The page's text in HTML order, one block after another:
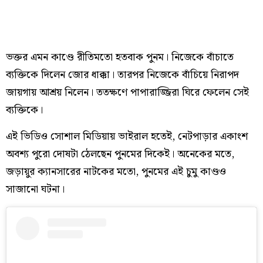
ভক্তর এমন কাণ্ডে রীতিমতো হতবাক পুনম। নিজেকে বাঁচাতে
ব্যক্তিকে দিলেন জোর ধাক্কা। তারপর নিজেকে বাঁচিয়ে নিরাপদ
জায়গায় আশ্রয় নিলেন। ততক্ষণে পাপারাজ্জিরা ঘিরে ফেলেন সেই
ব্যক্তিকে।
এই ভিডিও সোশাল মিডিয়ায় ভাইরাল হতেই, নেটপাড়ার একাংশ
অবশ্য পুরো দোষটা ঠেলছেন পুনমের দিকেই। অনেকের মতে,
জড়ায়ুর ক্যানসারের নাটকের মতো, পুনমের এই চুমু কাণ্ডও
সাজানো ঘটনা।